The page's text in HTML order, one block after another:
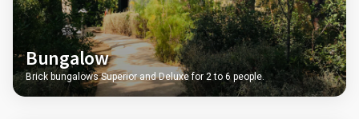
Bungalow
Brick bungalows Superior and Deluxe for 2 to 6 people.